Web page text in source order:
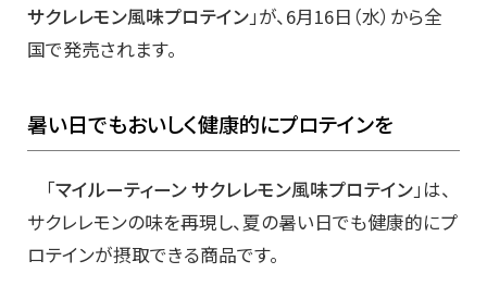
サクレレモン風味プロテイン」が、6月16日（水）から全
国で発売されます。
暑い日でもおいしく健康的にプロテインを
「マイルーティーン サクレレモン風味プロテイン」は、
サクレレモンの味を再現し、夏の暑い日でも健康的にプ
ロテインが摂取できる商品です。